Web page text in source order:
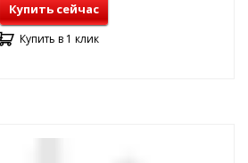
Купить сейчас
Купить в 1 клик